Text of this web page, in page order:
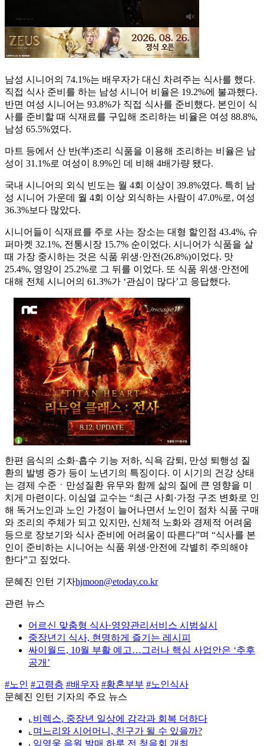
남성 시니어의 74.1%는 배우자가 대신 차려주는 식사를 했다.
직접 식사 준비를 하는 남성 시니어 비율은 19.2%에 불과했다.
반면 여성 시니어는 93.8%가 직접 식사를 준비했다. 본인이 식
사를 준비할 때 식재료를 구입해 조리하는 비율은 여성 88.8%,
남성 65.5%였다.
마트 등에서 산 반(半)조리 식품을 이용해 조리하는 비율은 남
성이 31.1%로 여성이 8.9%인 데 비해 4배가량 됐다.
국내 시니어의 외식 빈도는 월 4회 이상이 39.8%였다. 특히 남
성 시니어 가운데 월 4회 이상 외식하는 사람이 47.0%로, 여성
36.3%보다 많았다.
시니어들이 식재료를 주로 사는 장소는 대형 할인점 43.4%, 슈
퍼마켓 32.1%, 전통시장 15.7% 순이었다. 시니어가 식품을 살
때 가장 중시하는 것은 식품 위생·안전(26.8%)이었다. 맛
25.4%, 영양이 25.2%로 그 뒤를 이었다. 또 식품 위생·안전에
대해 전체 시니어의 61.3%가 ‘관심이 많다’고 응답했다.
한편 음식의 소화·흡수 기능 저하, 식욕 감퇴, 만성 퇴행성 질
환의 발병 증가 등이 노년기의 특징이다. 이 시기의 건강 상태
는 경제 수준ㆍ만성질환 유무와 함께 삶의 질에 큰 영향을 미
치게 마련이다. 이심열 교수는 “최근 사회·가정 구조 변화로 인
해 독거노인과 노인 가정이 늘어나면서 노인이 점차 식품 구매
와 조리의 주체가 되고 있지만, 신체적 노화와 경제적 어려움
등으로 장보기와 식사 준비에 어려움이 따른다”며 “식사를 본
인이 준비하는 시니어는 식품 위생·안전에 각별히 주의해야
한다”고 짚었다.
문혜진 인턴 기자hjmoon@etoday.co.kr
관련 뉴스
어르신 맞춤형 식사·영양관리서비스 시범실시
중장년기 식사, 현명하게 즐기는 레시피
싸이월드, 10월 부활 예고…그러나 핵심 사업안은 ‘추후
공개’
#노인 #고령층 #배우자 #황혼부부 #노인식사
문혜진 인턴 기자의 주요 뉴스
⌞ 비렉스, 중장년 일상에 감각과 회복 더하다
⌞ 며느리와 시어머니, 친구가 될 수 있을까?
⌞ 임영웅 음원 발매 하루 전 청음회 개최